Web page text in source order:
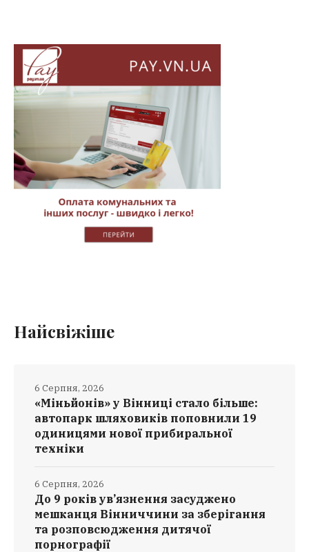
Найсвіжіше
«Міньйонів» у Вінниці стало більше:
автопарк шляховиків поповнили 19
одиницями нової прибиральної
техніки
6 Серпня, 2026
До 9 років ув’язнення засуджено
мешканця Вінниччини за зберігання
та розповсюдження дитячої
порнографії
6 Серпня, 2026